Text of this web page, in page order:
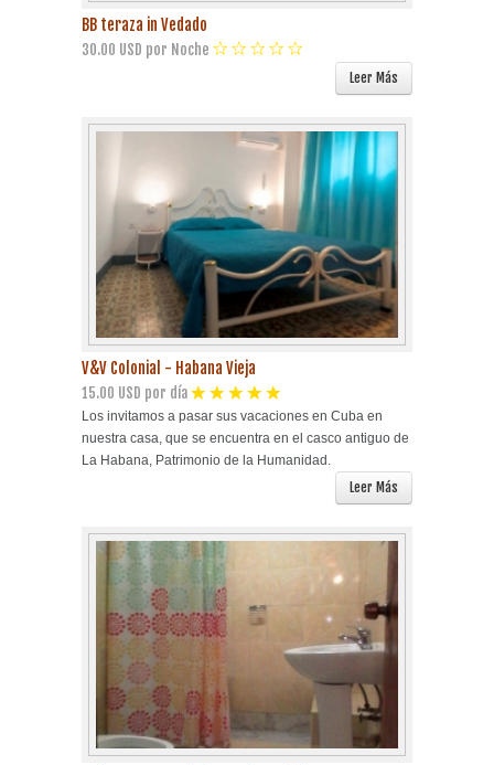
BB teraza in Vedado
30.00 USD por Noche
Leer Más
V&V Colonial - Habana Vieja
15.00 USD por día
Los invitamos a pasar sus vacaciones en Cuba en
nuestra casa, que se encuentra en el casco antiguo de
La Habana, Patrimonio de la Humanidad.
Leer Más